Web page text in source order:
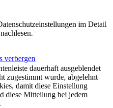
im Detail
verbergen
dauerhaft ausgeblendet
zugestimmt wurde, abgelehnt
damit diese Einstellung
diese Mitteilung bei jedem